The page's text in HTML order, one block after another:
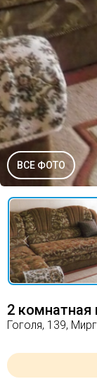
ВСЕ ФОТО
2 комнатная
Гоголя, 139,